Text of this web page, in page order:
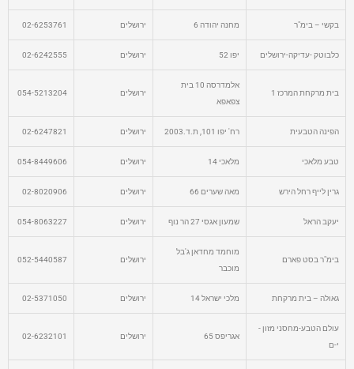
בקשי – בימ"ר מחנה יהודה 6 ירושלים 02-6253761
כלבוטק -עדיקה-ירושלים יפו 52 ירושלים 02-6242555
בית מרקחת המרכז 1
אלמדרסה 10 בית
צפאפא
ירושלים 054-5213204
הפינה הטבעית רח' יפו 101, ת.ד.2003 ירושלים 02-6247821
טבע מלאכי מלאכי 14 ירושלים 054-8449606
גרין לייף רחל הירש מאה שערים 66 ירושלים 02-8020906
יעקב הראל שמעון אגסי 27 הר נוף ירושלים 054-8063227
בימ"ר בסט פארם
מוחמד מחדאן ג'בל
מוכבר
ירושלים 052-5440587
גאולה – בית מרקחת מלכי ישראל 14 ירושלים 02-5371050
עולם הטבע-מחסני מזון -
י-ם
אגריפס 65 ירושלים 02-6232101